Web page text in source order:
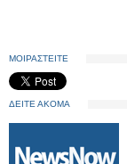
ΜΟΙΡΑΣΤΕΙΤΕ
ΔΕΙΤΕ ΑΚΟΜΑ